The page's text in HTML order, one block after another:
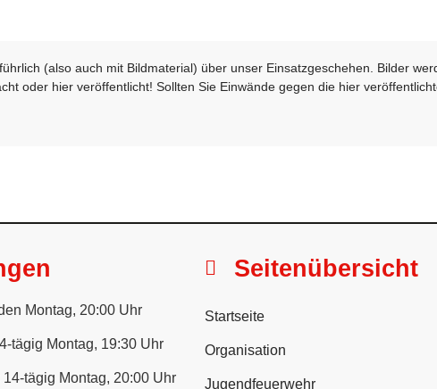
(also auch mit Bildmaterial) über unser Einsatzgeschehen. Bilder
oder hier veröffentlicht! Sollten Sie Einwände gegen die hier
Montag, 20:00 Uhr
tägig Montag, 19:30 Uhr
14-tägig Montag, 20:00 Uhr
Seitenübersicht
Startseite
Organisation
Jugendfeuerwehr